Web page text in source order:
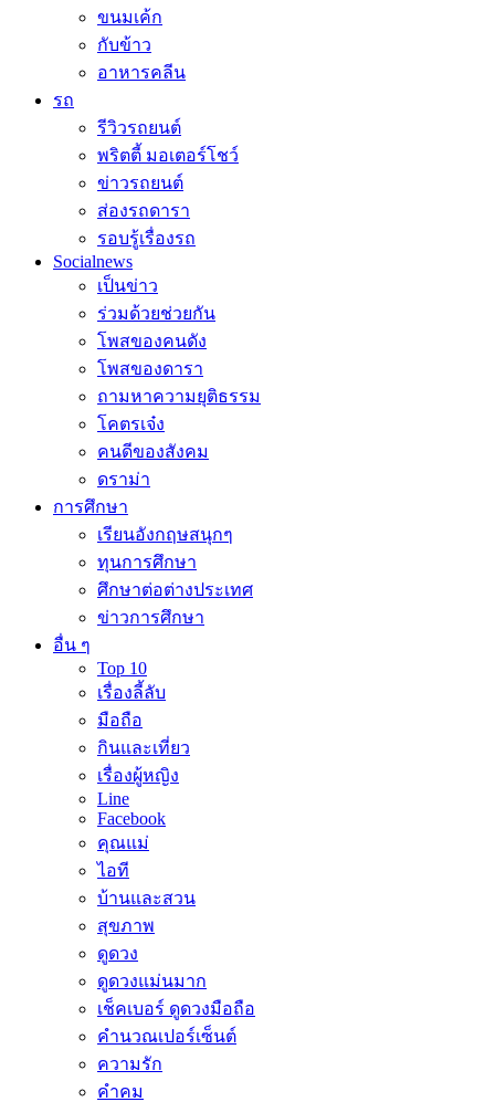
ขนมเค้ก
กับข้าว
อาหารคลีน
รถ
รีวิวรถยนต์
พริตตี้ มอเตอร์โชว์
ข่าวรถยนต์
ส่องรถดารา
รอบรู้เรื่องรถ
Socialnews
เป็นข่าว
ร่วมด้วยช่วยกัน
โพสของคนดัง
โพสของดารา
ถามหาความยุติธรรม
โคตรเจ๋ง
คนดีของสังคม
ดราม่า
การศึกษา
เรียนอังกฤษสนุกๆ
ทุนการศึกษา
ศึกษาต่อต่างประเทศ
ข่าวการศึกษา
อื่น ๆ
Top 10
เรื่องลี้ลับ
มือถือ
กินและเที่ยว
เรื่องผู้หญิง
Line
Facebook
คุณแม่
ไอที
บ้านและสวน
สุขภาพ
ดูดวง
ดูดวงแม่นมาก
เช็คเบอร์ ดูดวงมือถือ
คำนวณเปอร์เซ็นต์
ความรัก
คำคม